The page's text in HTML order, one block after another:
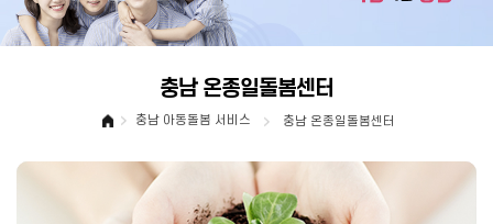
충남 온종일돌봄센터
충남 아동돌봄 서비스 충남 온종일돌봄센터